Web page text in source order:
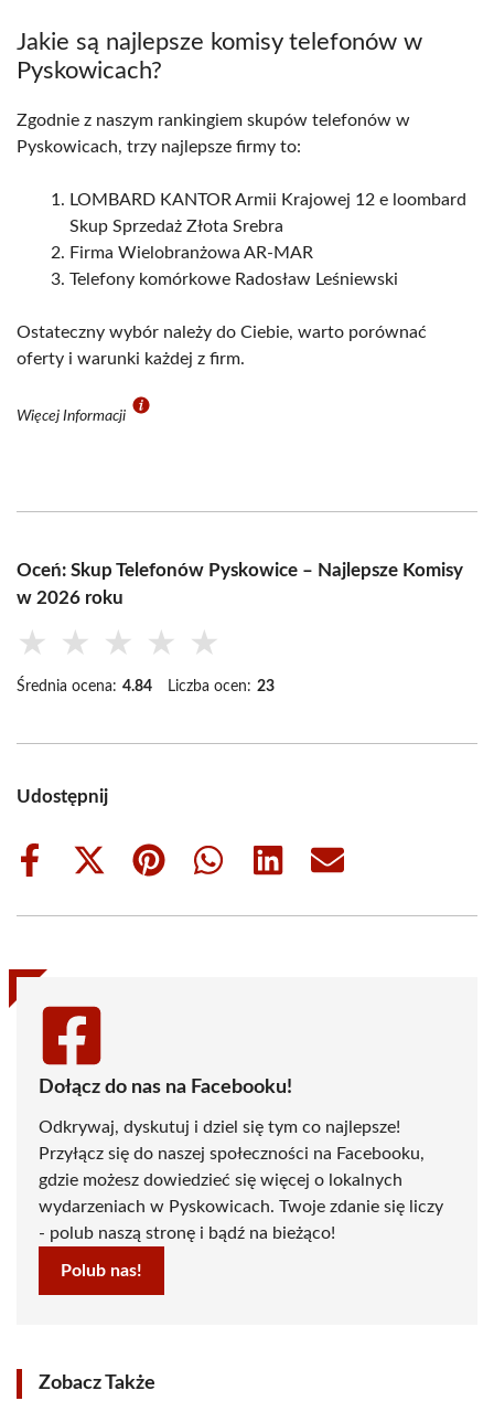
Jakie są najlepsze komisy telefonów w
Pyskowicach?
Zgodnie z naszym rankingiem skupów telefonów w
Pyskowicach, trzy najlepsze firmy to:
LOMBARD KANTOR Armii Krajowej 12 e loombard
Skup Sprzedaż Złota Srebra
Firma Wielobranżowa AR-MAR
Telefony komórkowe Radosław Leśniewski
Ostateczny wybór należy do Ciebie, warto porównać
oferty i warunki każdej z firm.
Więcej Informacji
Oceń: Skup Telefonów Pyskowice – Najlepsze Komisy
w 2026 roku
★ ★ ★ ★ ★
Średnia ocena: 4.84 Liczba ocen: 23
Udostępnij
Share
Share
(Twitter)
Share
Share
Share
Share
Dołącz do nas na Facebooku!
Odkrywaj, dyskutuj i dziel się tym co najlepsze!
Przyłącz się do naszej społeczności na Facebooku,
gdzie możesz dowiedzieć się więcej o lokalnych
wydarzeniach w Pyskowicach. Twoje zdanie się liczy
- polub naszą stronę i bądź na bieżąco!
Polub nas!
Zobacz Także